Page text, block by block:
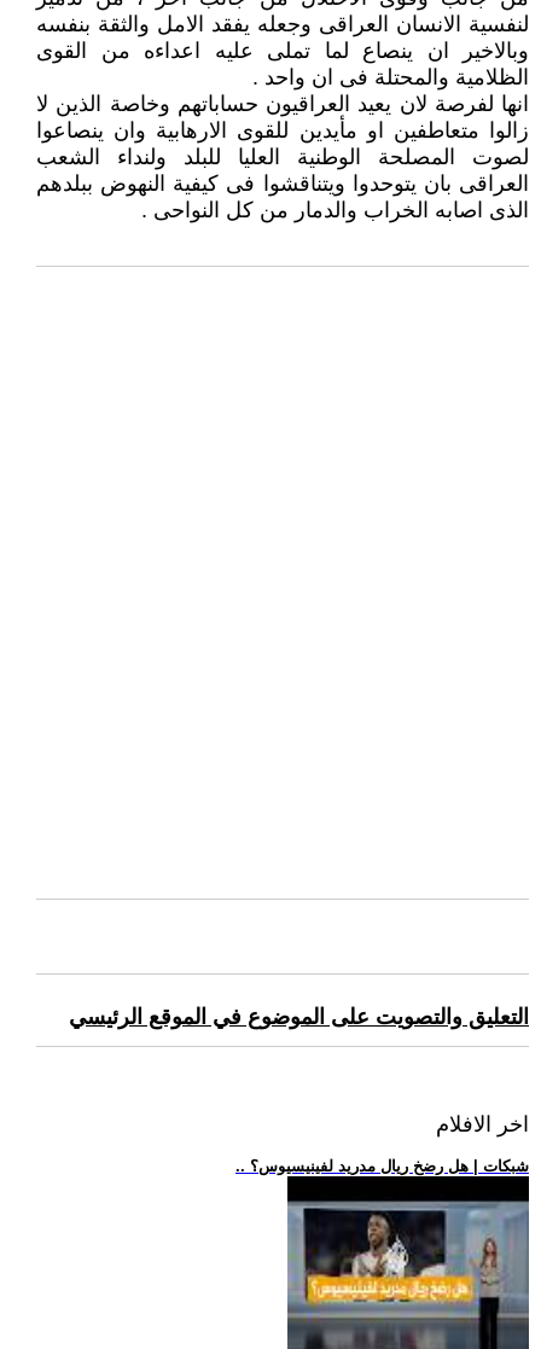
لنفسية الانسان العراقى وجعله يفقد الامل والثقة بنفسه
وبالاخير ان ينصاع لما تملى عليه اعداءه من القوى
الظلامية والمحتلة فى ان واحد .
انها لفرصة لان يعيد العراقيون حساباتهم وخاصة الذين لا
زالوا متعاطفين او مأيدين للقوى الارهابية وان ينصاعوا
لصوت المصلحة الوطنية العليا للبلد ولنداء الشعب
العراقى بان يتوحدوا ويتناقشوا فى كيفية النهوض ببلدهم
الذى اصابه الخراب والدمار من كل النواحى .
التعليق والتصويت على الموضوع في الموقع الرئيسي
اخر الافلام
.. شبكات | هل رضخ ريال مدريد لفينيسيوس؟